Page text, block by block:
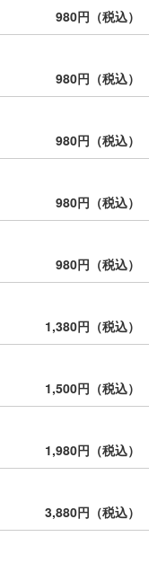
980円（税込）
980円（税込）
980円（税込）
980円（税込）
980円（税込）
1,380円（税込）
1,500円（税込）
1,980円（税込）
3,880円（税込）